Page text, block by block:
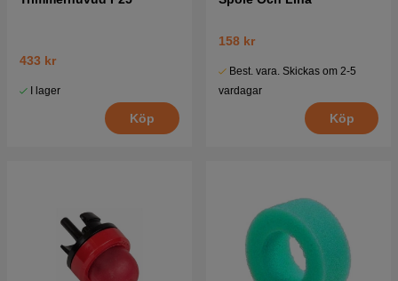
433 kr
I lager
Köp
158 kr
Best. vara. Skickas om 2-5
vardagar
Köp